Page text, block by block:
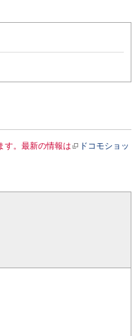
す。最新の情報は
ドコモショッ